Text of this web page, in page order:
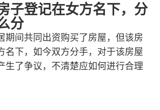
子登记在女方名下，分
分
期间共同出资购买了房屋，但该房
名下，如今双方分手，对于该房屋
生了争议，不清楚应如何进行合理